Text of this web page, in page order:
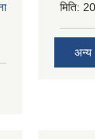
मिति:
अन्य